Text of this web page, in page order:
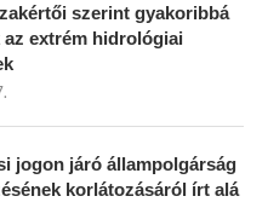
szerint gyakoribbá
az extrém hidrológiai
jogon járó állampolgárság
korlátozásáról írt alá